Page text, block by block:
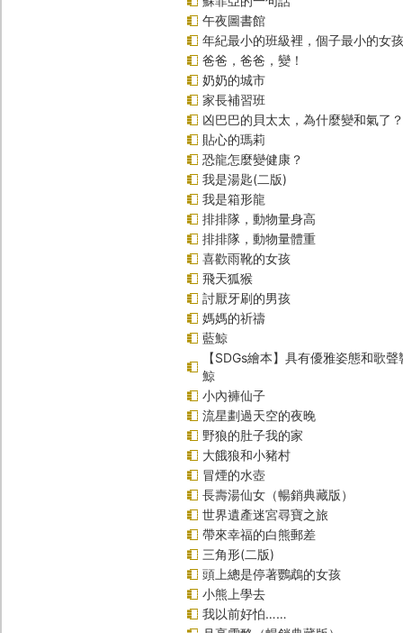
午夜圖書館
年紀最小的班級裡，個子最小的女
爸爸，爸爸，變！
奶奶的城市
家長補習班
凶巴巴的貝太太，為什麼變和氣了？
貼心的瑪莉
恐龍怎麼變健康？
我是湯匙(二版)
我是箱形龍
排排隊，動物量身高
排排隊，動物量體重
喜歡雨靴的女孩
飛天狐猴
討厭牙刷的男孩
媽媽的祈禱
藍鯨
【SDGs繪本】具有優雅姿態和歌
鯨
小內褲仙子
流星劃過天空的夜晚
野狼的肚子我的家
大餓狼和小豬村
冒煙的水壺
長壽湯仙女（暢銷典藏版）
世界遺產迷宮尋寶之旅
帶來幸福的白熊郵差
三角形(二版)
頭上總是停著鸚鵡的女孩
小熊上學去
我以前好怕……